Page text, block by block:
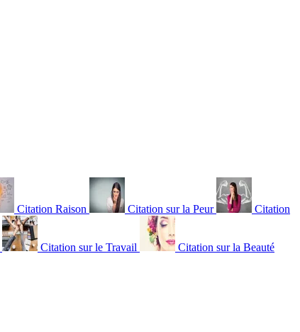
Citation Raison Citation sur la Peur Citation
Citation sur le Travail Citation sur la Beauté